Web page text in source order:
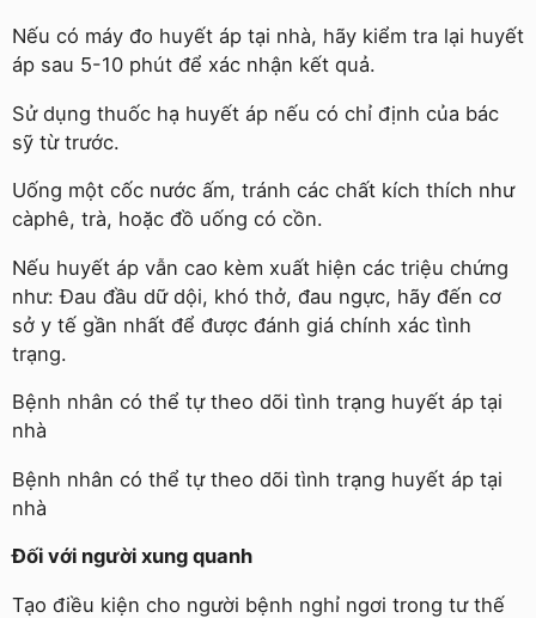
Nếu có máy đo huyết áp tại nhà, hãy kiểm tra lại huyết
áp sau 5-10 phút để xác nhận kết quả.
Sử dụng thuốc hạ huyết áp nếu có chỉ định của bác
sỹ từ trước.
Uống một cốc nước ấm, tránh các chất kích thích như
càphê, trà, hoặc đồ uống có cồn.
Nếu huyết áp vẫn cao kèm xuất hiện các triệu chứng
như: Đau đầu dữ dội, khó thở, đau ngực, hãy đến cơ
sở y tế gần nhất để được đánh giá chính xác tình
trạng.
Bệnh nhân có thể tự theo dõi tình trạng huyết áp tại
nhà
Bệnh nhân có thể tự theo dõi tình trạng huyết áp tại
nhà
Đối với người xung quanh
Tạo điều kiện cho người bệnh nghỉ ngơi trong tư thế